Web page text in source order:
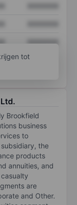
XXXXXXX
tot
Brookfield
business
to
the
products
annuities, and
are
and Other.